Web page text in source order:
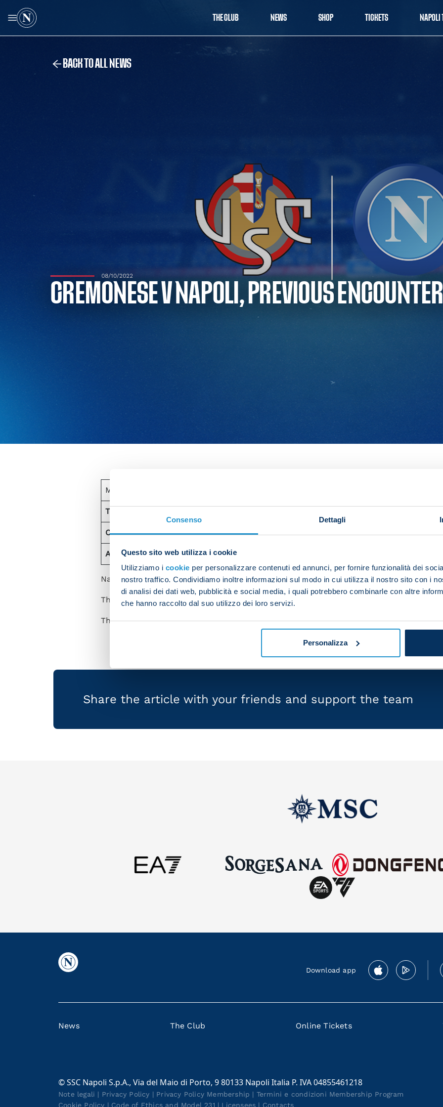
Consenso Dettagli
Questo sito web utilizza i cookie
Utilizziamo i cookie per personalizzare contenuti ed annunci, per fornire funzionalità dei
nostro traffico. Condividiamo inoltre informazioni sul modo in cui utilizza il nostro sito con i
di analisi dei dati web, pubblicità e social media, i quali potrebbero combinarle con altre
che hanno raccolto dal suo utilizzo dei loro servizi.
Personalizza
THE CLUB NEWS SHOP TICKETS NAPOLI
BACK TO ALL NEWS
08/10/2022
CREMONESE V NAPOLI, PREVIOUS
Matches
Total Serie A encounters:
Cremonese at home:7 2 5 0 7
Average goals scord per game
Napoli have never won away to Cremonese in Serie A.
The last draw between these two sides in Cremona dates back to 10 March 1996:
The Azzurri's last league defeat at Cremonese came on 11 September 1994:
Share the article with your friends and support the team
Download app
News The Club Online Tickets
© SSC Napoli S.p.A., Via del Maio di Porto, 9 80133 Napoli Italia P. IVA 04855461218
Note legali | Privacy Policy | Privacy Policy Membership | Termini e condizioni Membership Program
Cookie Policy | Code of Ethics and Model 231 | Licensees | Contacts